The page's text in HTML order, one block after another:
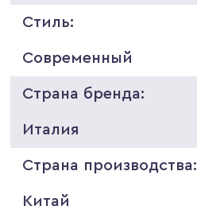
Стиль:
Современный
Страна бренда:
Италия
Страна производства:
Китай